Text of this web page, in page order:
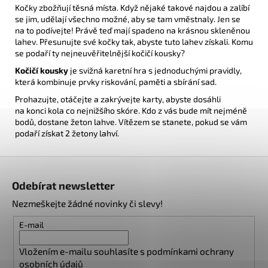
Kočky zbožňují těsná místa. Když nějaké takové najdou a zalíbí
se jim, udělají všechno možné, aby se tam vměstnaly. Jen se
na to podívejte! Právě teď mají spadeno na krásnou skleněnou
lahev. Přesunujte své kočky tak, abyste tuto lahev získali. Komu
se podaří ty nejneuvěřitelnější kočičí kousky?
Kočičí kousky je svižná karetní hra s jednoduchými pravidly,
která kombinuje prvky riskování, paměti a sbírání sad.
Prohazujte, otáčejte a zakrývejte karty, abyste dosáhli
na konci kola co nejnižšího skóre. Kdo z vás bude mít nejméně
bodů, dostane žeton lahve. Vítězem se stanete, pokud se vám
podaří získat 2 žetony lahví.
Odebírat newsletter
Nezmeškejte žádné novinky či slevy!
E-mail
Vložením e-mailu souhlasíte s podmínkami ochrany
osobních údajů